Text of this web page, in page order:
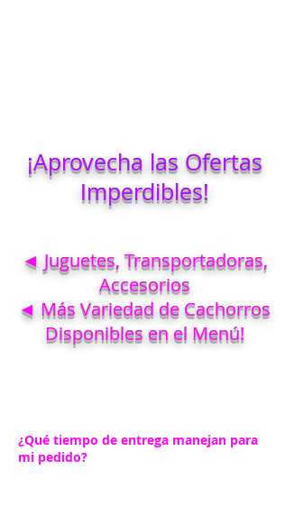
¡Aprovecha las Ofertas
Imperdibles!
◄ Juguetes, Transportadoras,
Accesorios
◄ Más Variedad de Cachorros
Disponibles en el Menú!
¿Qué tiempo de entrega manejan para
mi pedido?